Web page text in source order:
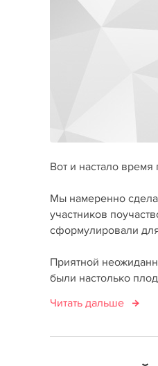
Вот и настало
Мы намеренно
участников
сформулировали
Приятной
были настолько
Читать дальше